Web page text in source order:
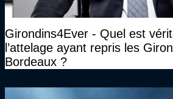
Girondins4Ever - Quel est
l’attelage ayant repris les
Bordeaux ?